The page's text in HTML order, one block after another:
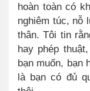
hoàn toàn có
nghiêm túc, nỗ
thân. Tôi tin
hay phép
bạn muốn, bạn
là bạn có đủ